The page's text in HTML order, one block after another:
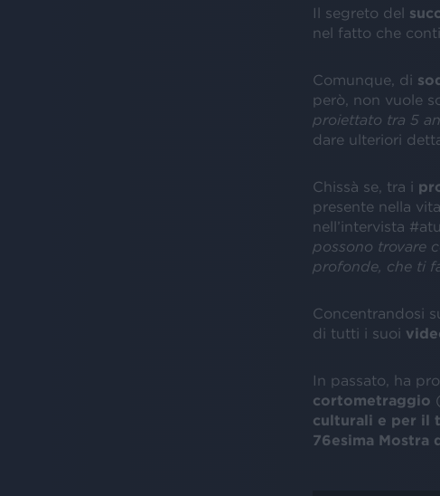
Il segreto del
nel fatto che
Comunque, di
però, non vuole
proiettato tra 5
dare ulteriori
Chissà se, tra i
presente nella
nell’intervista
possono trovare
profonde, che ti
Concentrandosi
di tutti i suoi
In passato, ha
cortometraggio
culturali e per il
76esima Mostra